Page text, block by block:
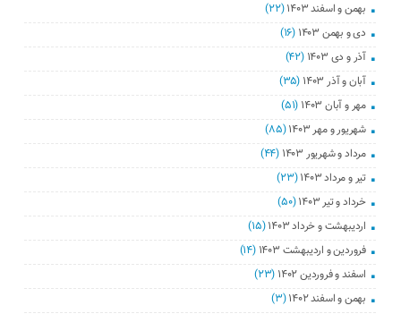
بهمن و اسفند ۱۴۰۳
(۲۲)
دی و بهمن ۱۴۰۳
(۱۶)
آذر و دی ۱۴۰۳
(۴۲)
آبان و آذر ۱۴۰۳
(۳۵)
مهر و آبان ۱۴۰۳
(۵۱)
شهریور و مهر ۱۴۰۳
(۸۵)
مرداد و شهریور ۱۴۰۳
(۴۴)
تیر و مرداد ۱۴۰۳
(۲۳)
خرداد و تیر ۱۴۰۳
(۵۰)
اردیبهشت و خرداد ۱۴۰۳
(۱۵)
فروردین و اردیبهشت ۱۴۰۳
(۱۴)
اسفند و فروردین ۱۴۰۲
(۲۳)
بهمن و اسفند ۱۴۰۲
(۳)